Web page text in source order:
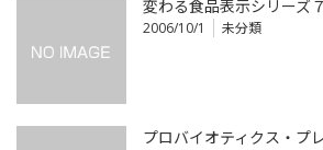
変わる食品表示シリーズ７
2006/10/1 未分類
プロバイオティクス・プ